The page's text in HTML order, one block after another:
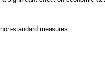
standard measures.